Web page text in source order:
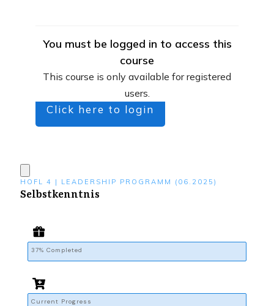
You must be logged in to access this
course
This course is only available for registered
users.
Click here to login
HOFL 4 | LEADERSHIP PROGRAMM (06.2025)
Selbstkenntnis
37% Completed
Current Progress